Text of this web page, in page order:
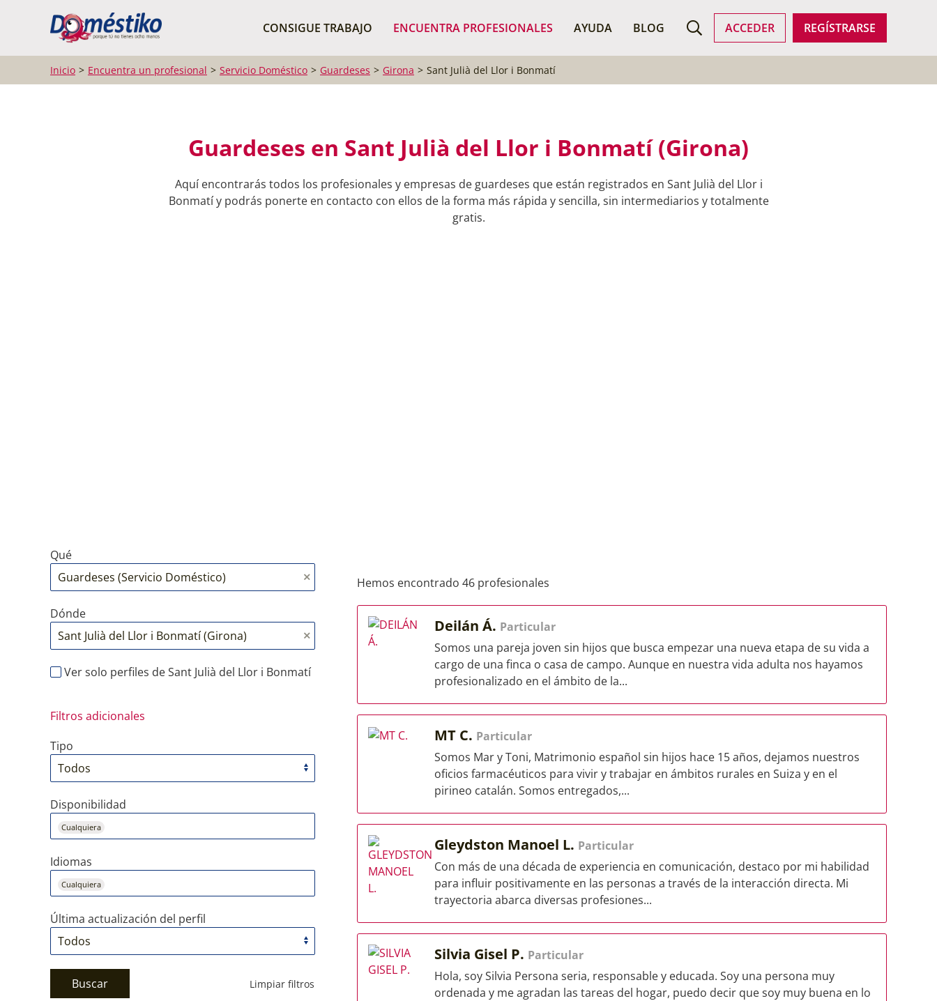
CONSIGUE TRABAJO ENCUENTRA PROFESIONALES AYUDA BLOG ACCEDER REGÍSTRARSE
BUSCAR PROFESIONALES
Inicio Encuentra un profesional Servicio Doméstico Guardeses Girona Sant Julià del Llor i Bonmatí
Guardeses en Sant Julià del Llor i Bonmatí (Girona)
Aquí encontrarás todos los profesionales y empresas de guardeses que están registrados en Sant Julià del Llor i
Bonmatí y podrás ponerte en contacto con ellos de la forma más rápida y sencilla, sin intermediarios y totalmente
gratis.
Qué
Dónde
Ver solo perfiles de Sant Julià del Llor i Bonmatí
Filtros adicionales
Tipo
Disponibilidad
Cualquiera
Idiomas
Cualquiera
Última actualización del perfil
Buscar Limpiar filtros
Hemos encontrado 46 profesionales
Deilán Á. Particular
Somos una pareja joven sin hijos que busca empezar una nueva etapa de su vida a
cargo de una finca o casa de campo. Aunque en nuestra vida adulta nos hayamos
profesionalizado en el ámbito de la...
MT C. Particular
Somos Mar y Toni, Matrimonio español sin hijos hace 15 años, dejamos nuestros
oficios farmacéuticos para vivir y trabajar en ámbitos rurales en Suiza y en el
pirineo catalán. Somos entregados,...
Gleydston Manoel L. Particular
Con más de una década de experiencia en comunicación, destaco por mi habilidad
para influir positivamente en las personas a través de la interacción directa. Mi
trayectoria abarca diversas profesiones...
Silvia Gisel P. Particular
Hola, soy Silvia Persona seria, responsable y educada. Soy una persona muy
ordenada y me agradan las tareas del hogar, puedo decir que soy muy buena en lo